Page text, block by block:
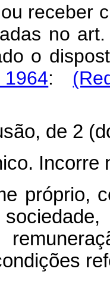
receber
no
o
:
de 2
Incorre
próprio,